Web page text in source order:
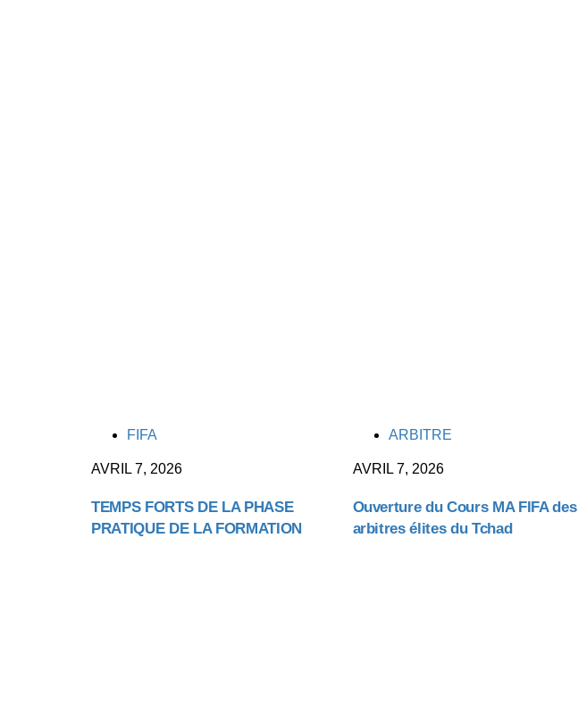
TAGSFIFA
AVRIL 7, 2026
TEMPS FORTS DE LA PHASE
PRATIQUE DE LA FORMATION
TAGSARBITRE
AVRIL 7, 2026
Ouverture du Cours MA FIFA des
arbitres élites du Tchad